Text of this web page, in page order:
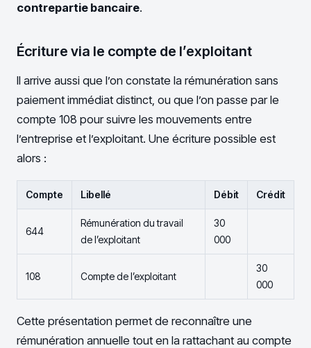
contrepartie bancaire.
Écriture via le compte de l’exploitant
Il arrive aussi que l’on constate la rémunération sans
paiement immédiat distinct, ou que l’on passe par le
compte 108 pour suivre les mouvements entre
l’entreprise et l’exploitant. Une écriture possible est
alors :
Compte Libellé Débit Crédit
644
Rémunération du travail
de l’exploitant
30
000
108 Compte de l’exploitant
30
000
Cette présentation permet de reconnaître une
rémunération annuelle tout en la rattachant au compte